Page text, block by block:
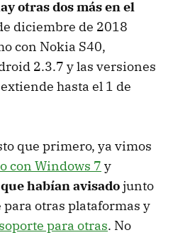
otras dos más en el
diciembre de 2018
con Nokia S40,
2.3.7 y las versiones
hasta el 1 de
que primero, ya vimos
con Windows 7 y
habían avisadojunto
otras plataformas y
para otras. No